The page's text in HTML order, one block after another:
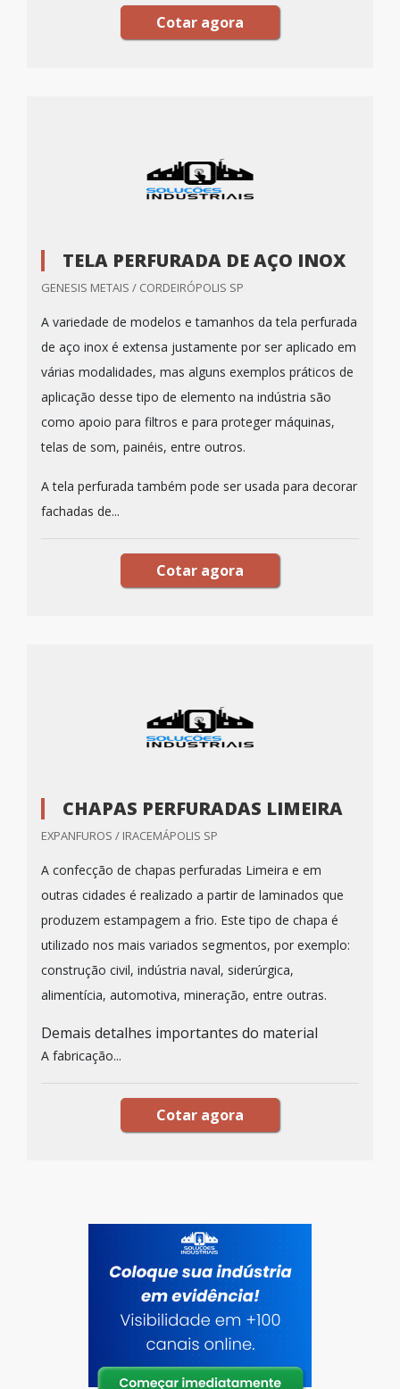
Cotar agora
TELA PERFURADA DE AÇO INOX
GENESIS METAIS / CORDEIRÓPOLIS SP
A variedade de modelos e tamanhos da tela perfurada
de aço inox é extensa justamente por ser aplicado em
várias modalidades, mas alguns exemplos práticos de
aplicação desse tipo de elemento na indústria são
como apoio para filtros e para proteger máquinas,
telas de som, painéis, entre outros.
A tela perfurada também pode ser usada para decorar
fachadas de...
Cotar agora
CHAPAS PERFURADAS LIMEIRA
EXPANFUROS / IRACEMÁPOLIS SP
A confecção de chapas perfuradas Limeira e em
outras cidades é realizado a partir de laminados que
produzem estampagem a frio. Este tipo de chapa é
utilizado nos mais variados segmentos, por exemplo:
construção civil, indústria naval, siderúrgica,
alimentícia, automotiva, mineração, entre outras.
Demais detalhes importantes do material
A fabricação...
Cotar agora